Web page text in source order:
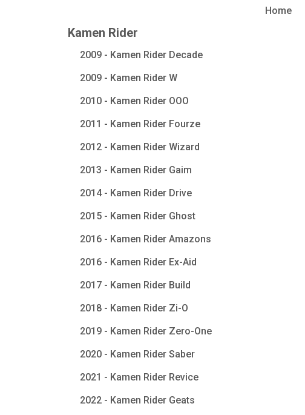
Home
Kamen Rider
2009 - Kamen Rider Decade
2009 - Kamen Rider W
2010 - Kamen Rider OOO
2011 - Kamen Rider Fourze
2012 - Kamen Rider Wizard
2013 - Kamen Rider Gaim
2014 - Kamen Rider Drive
2015 - Kamen Rider Ghost
2016 - Kamen Rider Amazons
2016 - Kamen Rider Ex-Aid
2017 - Kamen Rider Build
2018 - Kamen Rider Zi-O
2019 - Kamen Rider Zero-One
2020 - Kamen Rider Saber
2021 - Kamen Rider Revice
2022 - Kamen Rider Geats